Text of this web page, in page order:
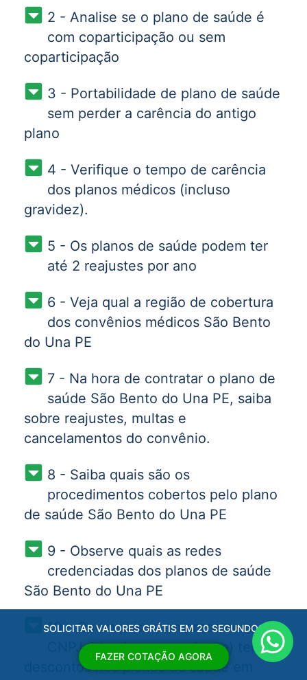
2 - Analise se o plano de saúde é
com coparticipação ou sem
coparticipação
3 - Portabilidade de plano de saúde
sem perder a carência do antigo
plano
4 - Verifique o tempo de carência
dos planos médicos (incluso
gravidez).
5 - Os planos de saúde podem ter
até 2 reajustes por ano
6 - Veja qual a região de cobertura
dos convênios médicos São Bento
do Una PE
7 - Na hora de contratar o plano de
saúde São Bento do Una PE, saiba
sobre reajustes, multas e
cancelamentos do convênio.
8 - Saiba quais são os
procedimentos cobertos pelo plano
de saúde São Bento do Una PE
9 - Observe quais as redes
credenciadas dos planos de saúde
São Bento do Una PE
10 - Quem possui empresa com
CNPJ ativo (empresa aberta) tem
descontos nos planos de saúde em
SOLICITAR VALORES GRÁTIS EM 20 SEGUNDOS
FAZER COTAÇÃO AGORA